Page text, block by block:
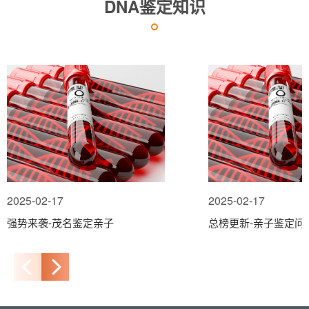
DNA鉴定知识
2025-02-17
强势来袭-茂名鉴定亲子
2025-02-17
总榜更新-亲子鉴定问